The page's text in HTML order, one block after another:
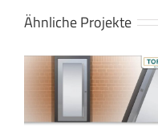
Ähnliche Projekte